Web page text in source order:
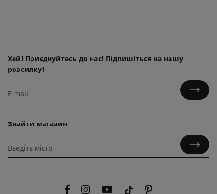
Хей! Приєднуйтесь до нас! Підпишіться на нашу
розсилку!
Знайти магазин